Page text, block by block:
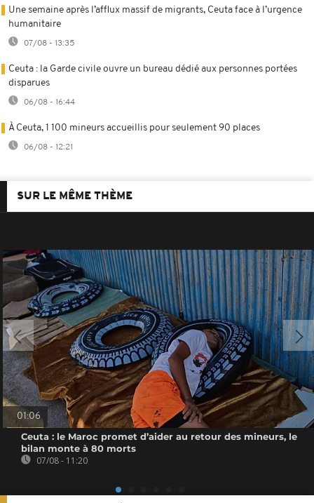
Une semaine après l’afflux massif de migrants, Ceuta face à l’urgence
humanitaire
07/08 - 13:35
Ceuta : la Garde civile ouvre un bureau dédié aux personnes portées
disparues
06/08 - 16:44
À Ceuta, 1 100 mineurs accueillis pour seulement 90 places
06/08 - 12:21
SUR LE MÊME THÈME
01:06
Ceuta : le Maroc promet d’aider au retour des mineurs, le
bilan monte à 80 morts
07/08 - 11:20